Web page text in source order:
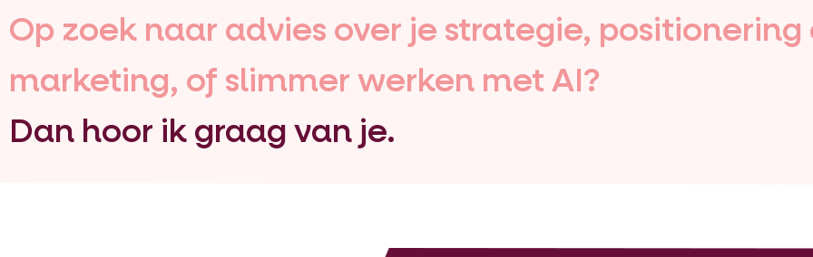
Op zoek naar advies over je strategie, positionering
marketing, of slimmer werken met AI?
Dan hoor ik graag van je.